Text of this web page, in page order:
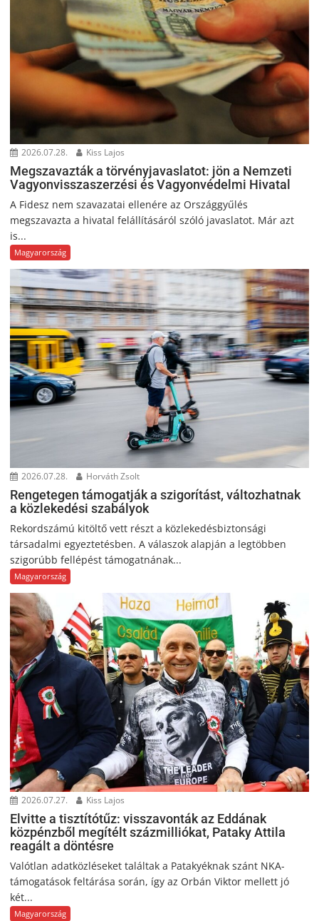
2026.07.28. Kiss Lajos
Megszavazták a törvényjavaslatot: jön a Nemzeti
Vagyonvisszaszerzési és Vagyonvédelmi Hivatal
A Fidesz nem szavazatai ellenére az Országgyűlés
megszavazta a hivatal felállításáról szóló javaslatot. Már azt
is...
Magyarország
2026.07.28. Horváth Zsolt
Rengetegen támogatják a szigorítást, változhatnak
a közlekedési szabályok
Rekordszámú kitöltő vett részt a közlekedésbiztonsági
társadalmi egyeztetésben. A válaszok alapján a legtöbben
szigorúbb fellépést támogatnának...
Magyarország
2026.07.27. Kiss Lajos
Elvitte a tisztítótűz: visszavonták az Eddának
közpénzből megítélt százmilliókat, Pataky Attila
reagált a döntésre
Valótlan adatközléseket találtak a Patakyéknak szánt NKA-
támogatások feltárása során, így az Orbán Viktor mellett jó
két...
Magyarország